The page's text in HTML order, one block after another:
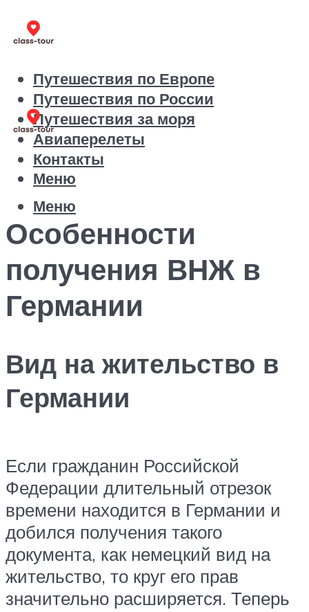
Путешествия по Европе
Путешествия по России
Путешествия за моря
Авиаперелеты
Контакты
Меню
Меню
Особенности
получения ВНЖ в
Германии
Вид на жительство в
Германии
Если гражданин Российской
Федерации длительный отрезок
времени находится в Германии и
добился получения такого
документа, как немецкий вид на
жительство, то круг его прав
значительно расширяется. Теперь